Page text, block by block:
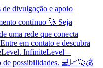
divulgação e apoio
contínuo 🚀 Seja
uma rede que conecta
em contato e descubra
InfiniteLevel –
possibilidades. 💻📈🚀💰